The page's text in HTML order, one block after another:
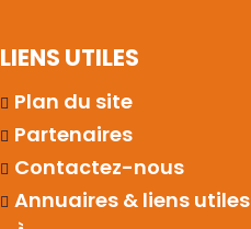
LIENS UTILES
Plan du site
Partenaires
Contactez-nous
Annuaires & liens utiles